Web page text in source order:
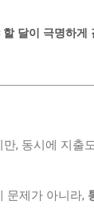
달이 극명하게
, 동시에 지출
문제가 아니라,